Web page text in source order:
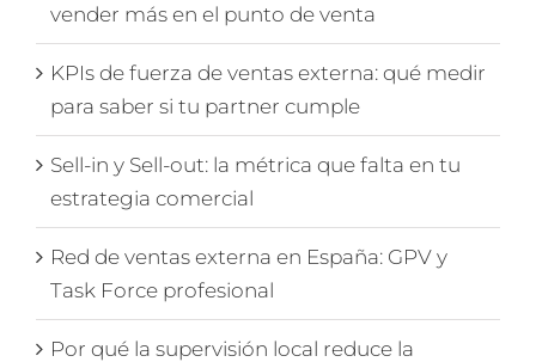
vender más en el punto de venta
KPIs de fuerza de ventas externa: qué medir
para saber si tu partner cumple
Sell-in y Sell-out: la métrica que falta en tu
estrategia comercial
Red de ventas externa en España: GPV y
Task Force profesional
Por qué la supervisión local reduce la